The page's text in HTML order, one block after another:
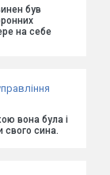
був
на себе
вона була і
свого сина.